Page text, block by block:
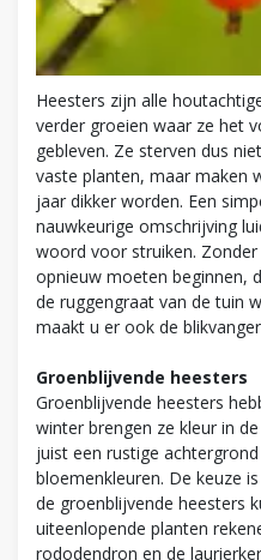
Heesters zijn alle
verder groeien waar ze het
gebleven. Ze sterven dus
vaste planten, maar maken
jaar dikker worden. Een
nauwkeurige omschrijving
woord voor struiken.
opnieuw moeten beginnen,
de ruggengraat van de tuin
maakt u er ook de
Groenblijvende heesters
Groenblijvende heesters
winter brengen ze kleur in
juist een rustige
bloemenkleuren. De keuze
de groenblijvende heesters
uiteenlopende planten
rododendron en de